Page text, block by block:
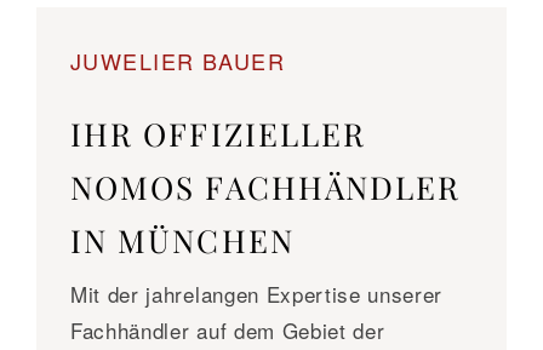
JUWELIER BAUER
IHR OFFIZIELLER
NOMOS FACHHÄNDLER
IN MÜNCHEN
Mit der jahrelangen Expertise unserer
Fachhändler auf dem Gebiet der